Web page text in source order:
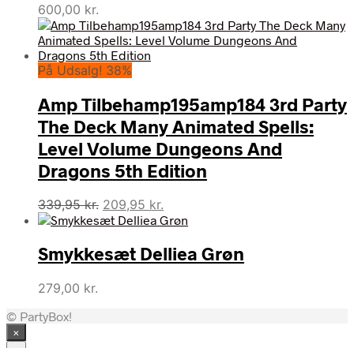
600,00 kr.
På Udsalg! 38%
Amp Tilbehamp195amp184 3rd Party
The Deck Many Animated Spells:
Level Volume Dungeons And
Dragons 5th Edition
339,95kr. Den
oprindelige
var:
339,95 kr..
209,95 kr.
aktuelle
er:
209,95 kr..
Smykkesæt Delliea Grøn
279,00 kr.
© PartyBox!
×